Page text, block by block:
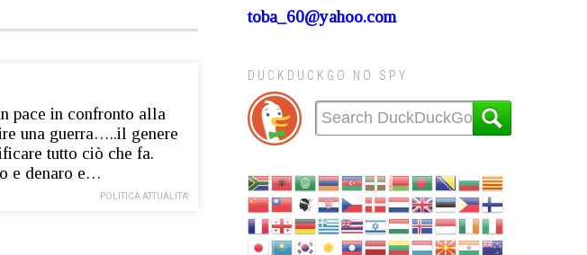
pace in confronto alla
una guerra…..il genere
tutto ciò che fa.
e denaro e…
POLITICA ATTUALITA'
toba_60@yahoo.com
DUCKDUCKGO NO SPY